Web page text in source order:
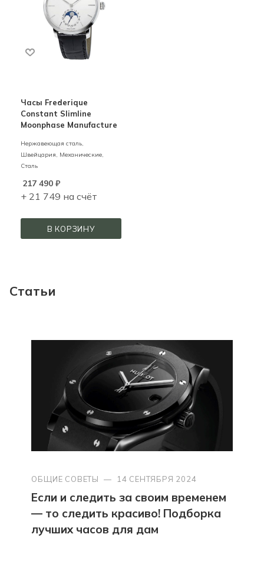
Часы Frederique
Constant Slimline
Moonphase Manufacture
Нержавеющая сталь,
Швейцария, Механические,
Сталь
217 490 ₽
+ 21 749 на счёт
В КОРЗИНУ
Статьи
ОБЩИЕ СОВЕТЫ — 14 СЕНТЯБРЯ 2024
Если и следить за своим временем
— то следить красиво! Подборка
лучших часов для дам